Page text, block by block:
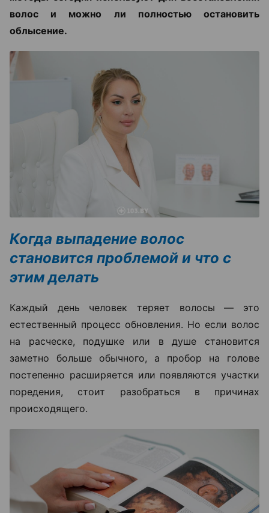
волос и можно ли полностью остановить
облысение.
Когда выпадение волос
становится проблемой и что с
этим делать
Каждый день человек теряет волосы — это
естественный процесс обновления. Но если волос
на расческе, подушке или в душе становится
заметно больше обычного, а пробор на голове
постепенно расширяется или появляются участки
поредения, стоит разобраться в причинах
происходящего.